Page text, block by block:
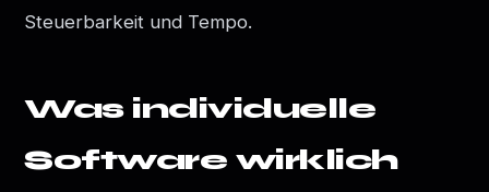
Steuerbarkeit und Tempo.
Was individuelle
Software wirklich